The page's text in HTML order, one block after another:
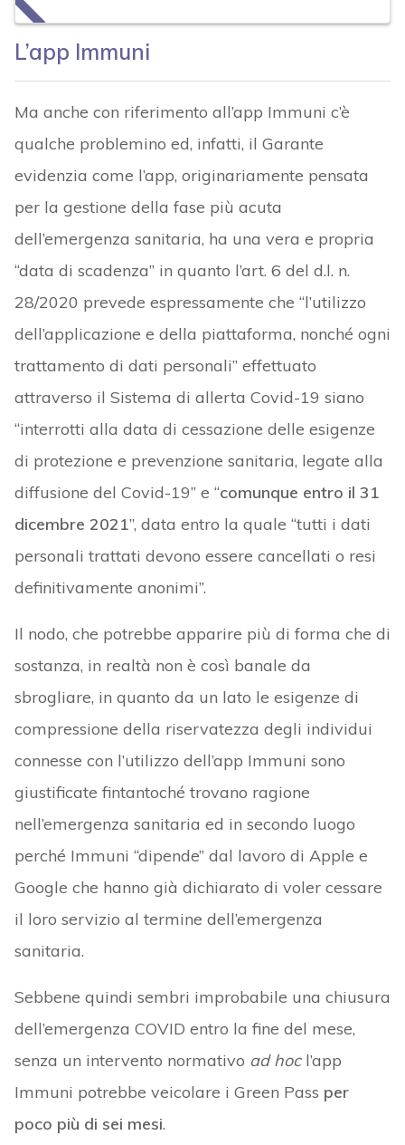
L’app Immuni
Ma anche con riferimento all’app Immuni c’è
qualche problemino ed, infatti, il Garante
evidenzia come l’app, originariamente pensata
per la gestione della fase più acuta
dell’emergenza sanitaria, ha una vera e propria
“data di scadenza” in quanto l’art. 6 del d.l. n.
28/2020 prevede espressamente che “l’utilizzo
dell’applicazione e della piattaforma, nonché ogni
trattamento di dati personali” effettuato
attraverso il Sistema di allerta Covid-19 siano
“interrotti alla data di cessazione delle esigenze
di protezione e prevenzione sanitaria, legate alla
diffusione del Covid-19” e “comunque entro il 31
dicembre 2021”, data entro la quale “tutti i dati
personali trattati devono essere cancellati o resi
definitivamente anonimi”.
Il nodo, che potrebbe apparire più di forma che di
sostanza, in realtà non è così banale da
sbrogliare, in quanto da un lato le esigenze di
compressione della riservatezza degli individui
connesse con l’utilizzo dell’app Immuni sono
giustificate fintantoché trovano ragione
nell’emergenza sanitaria ed in secondo luogo
perché Immuni “dipende” dal lavoro di Apple e
Google che hanno già dichiarato di voler cessare
il loro servizio al termine dell’emergenza
sanitaria.
Sebbene quindi sembri improbabile una chiusura
dell’emergenza COVID entro la fine del mese,
senza un intervento normativo ad hocl’app
Immuni potrebbe veicolare i Green Pass per
poco più di sei mesi.